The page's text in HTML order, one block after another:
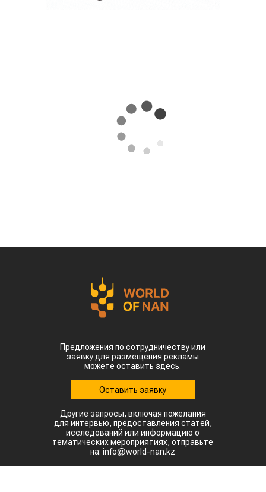
Предложения по сотрудничеству или
заявку для размещения рекламы
можете оставить здесь.
Оставить заявку
Другие запросы, включая пожелания
для интервью, предоставления статей,
исследований или информацию о
тематических мероприятиях, отправьте
на: info@world-nan.kz